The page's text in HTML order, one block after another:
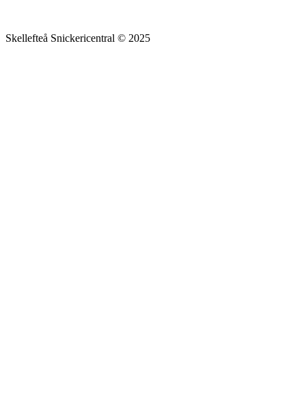
Skellefteå Snickericentral © 2025